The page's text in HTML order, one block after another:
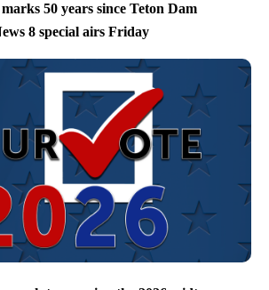
50 years since Teton Dam
8 special airs Friday